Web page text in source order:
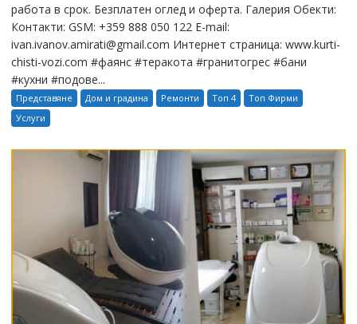
работа в срок. Безплатен оглед и оферта. Галерия Обекти:
Контакти: GSM: +359 888 050 122 E-mail:
ivan.ivanov.amirati@gmail.com Интернет страница: www.kurti-
chisti-vozi.com #фаянс #теракота #гранитогрес #бани
#кухни #подове...
Представяне Дом и градина Ремонти Топ 4
Топ Фирми
Услуги